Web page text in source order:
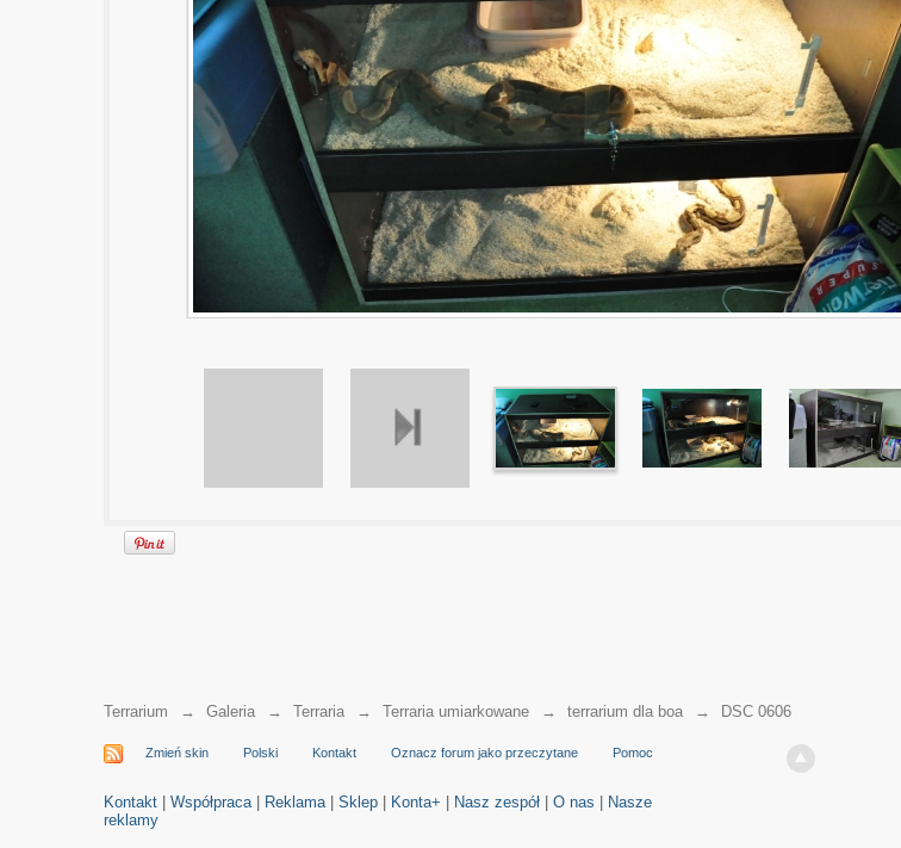
Terrarium → Galeria → Terraria → Terraria umiarkowane → terrarium dla boa → DSC 0606
Zmień skin Polski Kontakt Oznacz forum jako przeczytane Pomoc
Kontakt |Współpraca| Reklama|Sklep Konta+ Nasz zespół |O nas
Nasze
reklamy